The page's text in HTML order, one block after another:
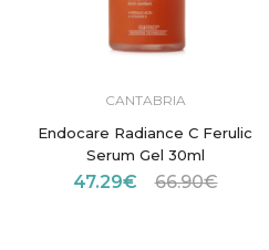
CANTABRIA
Endocare Radiance C Ferulic
Serum Gel 30ml
47.29€ 66.90€